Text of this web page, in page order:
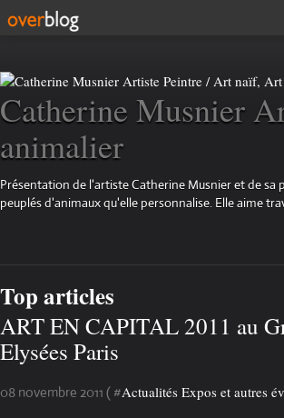
Catherine Musnier
animalier
Présentation de l'artiste Catherine Musnier et de
peuplés d'animaux qu'elle personnalise. Elle aime
Top articles
ART EN CAPITAL 2011 au
Elysées Paris
08 novembre 2011 ( #Actualités Expos et autres